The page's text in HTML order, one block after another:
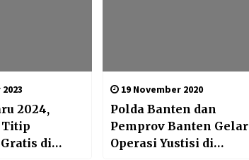
2024,
Titip
di
19 November 2020
Polda Banten dan
Pemprov Banten Gelar
Operasi Yustisi di